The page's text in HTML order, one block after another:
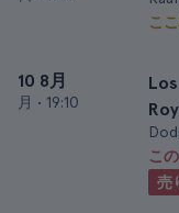
こ
10 8月
月 • 19:10
こ
売